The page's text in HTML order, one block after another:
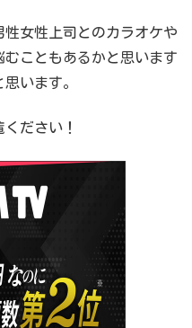
性女性上司とのカラオケや
こともあるかと思います
います。
ださい！